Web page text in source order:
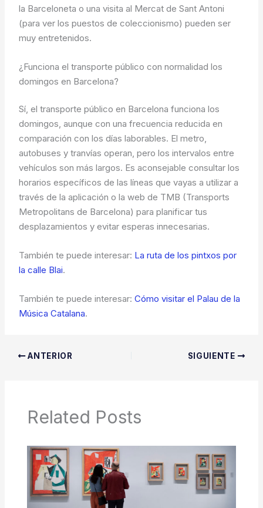
la Barceloneta o una visita al Mercat de Sant Antoni
(para ver los puestos de coleccionismo) pueden ser
muy entretenidos.
¿Funciona el transporte público con normalidad los
domingos en Barcelona?
Sí, el transporte público en Barcelona funciona los
domingos, aunque con una frecuencia reducida en
comparación con los días laborables. El metro,
autobuses y tranvías operan, pero los intervalos entre
vehículos son más largos. Es aconsejable consultar los
horarios específicos de las líneas que vayas a utilizar a
través de la aplicación o la web de TMB (Transports
Metropolitans de Barcelona) para planificar tus
desplazamientos y evitar esperas innecesarias.
También te puede interesar: La ruta de los pintxos por
la calle Blai.
También te puede interesar:Cómo visitar el Palau de la
Música Catalana.
ANTERIOR SIGUIENTE
Related Posts